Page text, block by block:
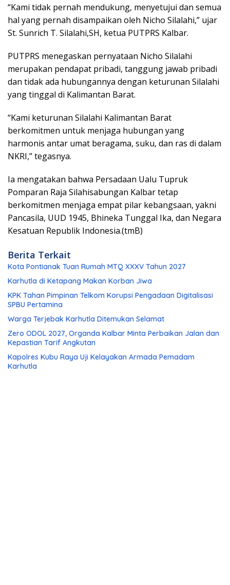
“Kami tidak pernah mendukung, menyetujui dan semua
hal yang pernah disampaikan oleh Nicho Silalahi,” ujar
St. Sunrich T. Silalahi,SH, ketua PUTPRS Kalbar.
PUTPRS menegaskan pernyataan Nicho Silalahi
merupakan pendapat pribadi, tanggung jawab pribadi
dan tidak ada hubungannya dengan keturunan Silalahi
yang tinggal di Kalimantan Barat.
“Kami keturunan Silalahi Kalimantan Barat
berkomitmen untuk menjaga hubungan yang
harmonis antar umat beragama, suku, dan ras di dalam
NKRI,” tegasnya.
Ia mengatakan bahwa Persadaan Ualu Tupruk
Pomparan Raja Silahisabungan Kalbar tetap
berkomitmen menjaga empat pilar kebangsaan, yakni
Pancasila, UUD 1945, Bhineka Tunggal Ika, dan Negara
Kesatuan Republik Indonesia.(tmB)
Berita Terkait
Kota Pontianak Tuan Rumah MTQ XXXV Tahun 2027
Karhutla di Ketapang Makan Korban Jiwa
KPK Tahan Pimpinan Telkom Korupsi Pengadaan Digitalisasi
SPBU Pertamina
Warga Terjebak Karhutla Ditemukan Selamat
Zero ODOL 2027, Organda Kalbar Minta Perbaikan Jalan dan
Kepastian Tarif Angkutan
Kapolres Kubu Raya Uji Kelayakan Armada Pemadam
Karhutla